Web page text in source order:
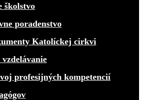
školstvo
poradenstvo
Katolíckej cirkvi
profesijných kompetencií